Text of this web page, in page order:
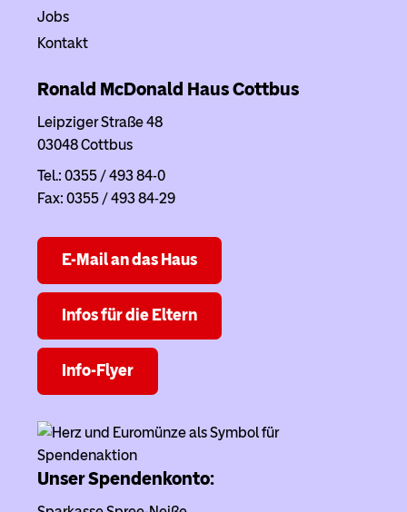
Jobs
Kontakt
Ronald McDonald HausCottbus
Leipziger Straße 48
03048 Cottbus
Tel.: 0355 / 493 84-0
Fax: 0355 / 493 84-29
E-Mail an das Haus
Infos für die Eltern
Info-Flyer
Unser Spendenkonto: